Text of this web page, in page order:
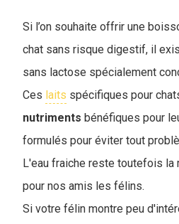
Si l’on souhaite offrir une
chat sans risque digestif, il
sans lactose spécialement
Ces laits spécifiques pour
nutriments bénéfiques pour
formulés pour éviter tout
L'eau fraiche reste toutefois la
pour nos amis les félins.
Si votre félin montre peu